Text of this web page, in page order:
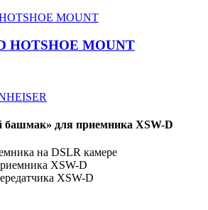
HOTSHOE MOUNT
башмак» для приемника XSW-D
на DSLR камере
XSW-D
XSW-D